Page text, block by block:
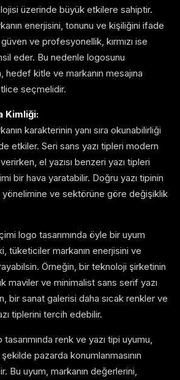
üzerinde büyük etkilere sahiptir.
enerjisini, tonunu ve kişiliğini ifade
ve profesyonellik, kırmızı ise
eder. Bu nedenle logosunu
hedef kitle ve markanın mesajına
seçmelidir.
Kimliği:
karakterinin yanı sıra okunabilirliği
etkiler. Seri sans yazı tipleri modern
el yazısı benzeri yazı tipleri
bir hava yaratabilir. Doğru yazı tipinin
yönelimine ve sektörüne göre değişiklik
logo tasarımında öyle bir uyum
tüketiciler markanın enerjisini ve
Örneğin, bir teknoloji şirketinin
maviler ve minimalist sans serif yazı
bir sanat galerisi daha sıcak renkler ve
tiplerini tercih edebilir.
tasarımında renk ve yazı tipi uyumu,
şekilde pazarda konumlanmasının
Bu uyum, markanın değerlerini,